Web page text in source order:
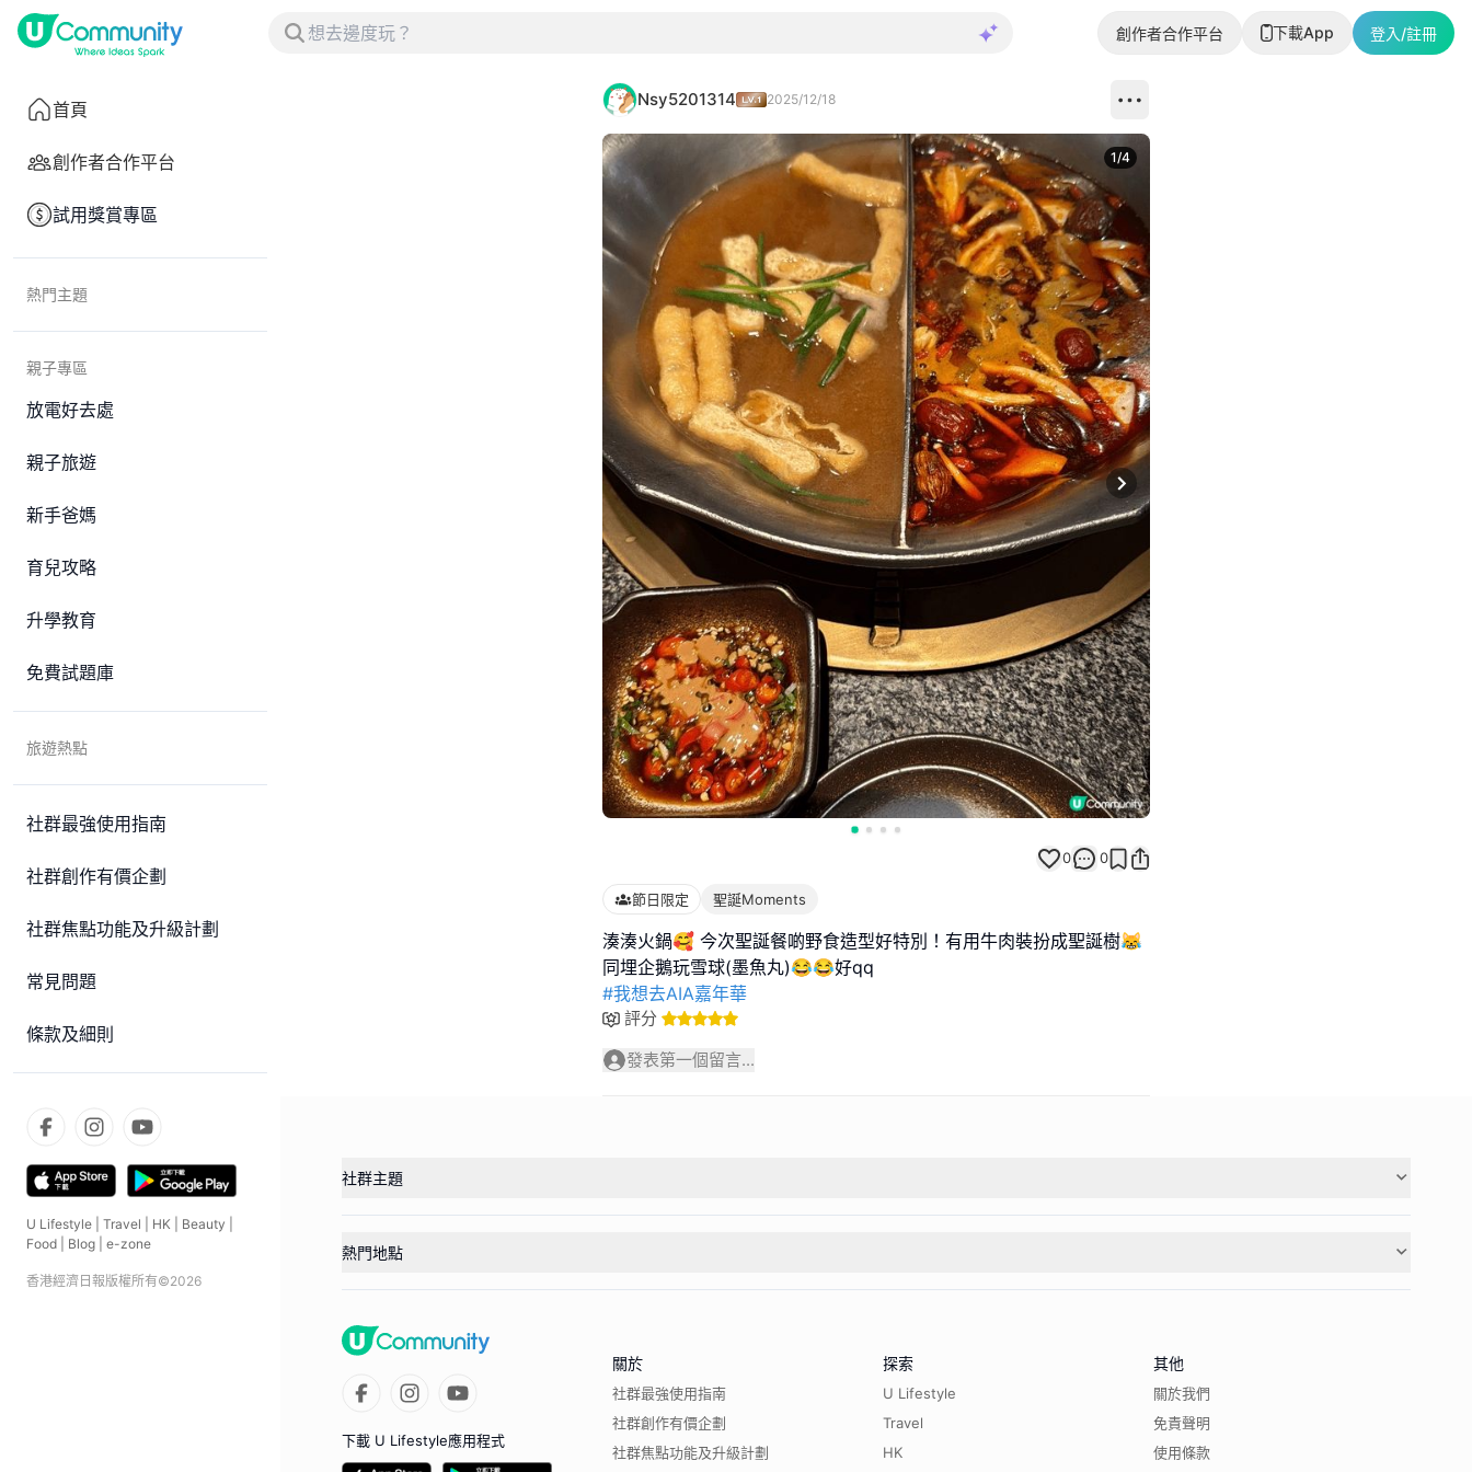
創作者合作平台 下載App 登入/註冊
首頁
創作者合作平台
試用獎賞專區
熱門主題
親子專區
放電好去處
親子旅遊
新手爸媽
育兒攻略
升學教育
免費試題庫
旅遊熱點
社群最強使用指南
社群創作有價企劃
社群焦點功能及升級計劃
常見問題
條款及細則
U Lifestyle Travel HK Beauty
Food
Blog e-zone
香港經濟日報版權所有©2026
Nsy5201314 2025/12/18
Next slide
1/4
0 0
節日限定 聖誕Moments
湊湊火鍋🥰 今次聖誕餐啲野食造型好特別！有用牛肉裝扮成聖誕樹😹
#我想去AIA嘉年華
評分
發表第一個留言...
社群主題
熱門地點
下載 U Lifestyle應用程式
關於
社群最強使用指南
社群創作有價企劃
社群焦點功能及升級計劃
探索
U Lifestyle
Travel
HK
其他
關於我們
免責聲明
使用條款